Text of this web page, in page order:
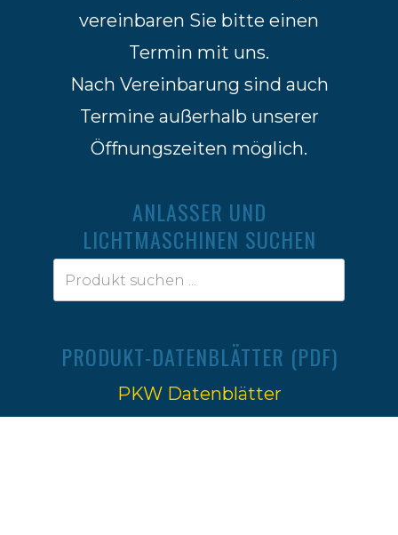
vereinbaren Sie bitte einen
Termin mit uns.
Nach Vereinbarung sind auch
Termine außerhalb unserer
Öffnungszeiten möglich.
ANLASSER UND
LICHTMASCHINEN SUCHEN
PRODUKT-DATENBLÄTTER (PDF)
PKW Datenblätter